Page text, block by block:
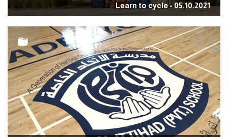
Learn to cycle - 05.10.2021